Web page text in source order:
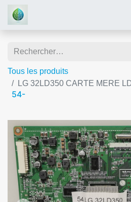
Tous les produits
LG 32LD350 CARTE MERE
54-